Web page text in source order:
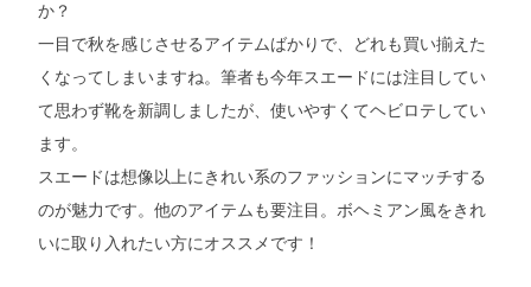
か？
一目で秋を感じさせるアイテムばかりで、どれも買い揃えた
くなってしまいますね。筆者も今年スエードには注目してい
て思わず靴を新調しましたが、使いやすくてヘビロテしてい
ます。
スエードは想像以上にきれい系のファッションにマッチする
のが魅力です。他のアイテムも要注目。ボヘミアン風をきれ
いに取り入れたい方にオススメです！